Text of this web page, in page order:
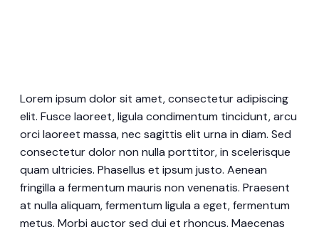
Lorem ipsum dolor sit amet, consectetur adipiscing
elit. Fusce laoreet, ligula condimentum tincidunt, arcu
orci laoreet massa, nec sagittis elit urna in diam. Sed
consectetur dolor non nulla porttitor, in scelerisque
quam ultricies. Phasellus et ipsum justo. Aenean
fringilla a fermentum mauris non venenatis. Praesent
at nulla aliquam, fermentum ligula a eget, fermentum
metus. Morbi auctor sed dui et rhoncus. Maecenas